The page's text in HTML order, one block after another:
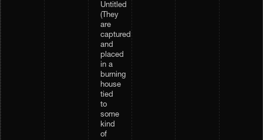
Untitled
(They
are
captured,
and
placed
in a
burning
house
tied
to
some
kind
of